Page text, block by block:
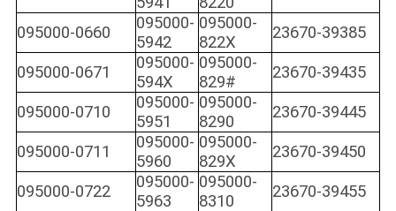
095000-0660
095000-
5942
095000-
822X
23670-39385
095000-0671
095000-
594X
095000-
829#
23670-39435
095000-0710
095000-
5951
095000-
8290
23670-39445
095000-0711
095000-
5960
095000-
829X
23670-39450
095000-0722
095000-
5963
095000-
8310
23670-39455